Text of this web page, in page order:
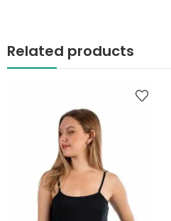
Related products